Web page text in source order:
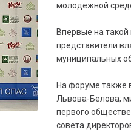
молодёжной
Впервые на
представители
муниципальных
На форуме также
Львова-Белова;
первого
совета